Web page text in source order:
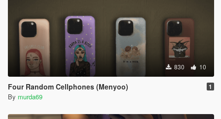
830 10
Four Random Cellphones (Menyoo) 1
By murda69